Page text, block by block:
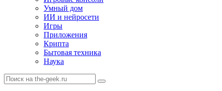
Умный дом
ИИ и нейросети
Игры
Приложения
Крипта
Бытовая техника
Наука